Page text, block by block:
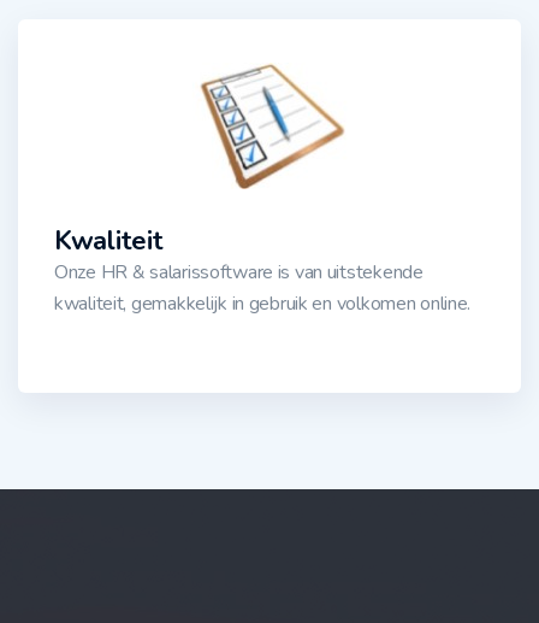
Kwaliteit
Onze HR & salarissoftware is van uitstekende
kwaliteit, gemakkelijk in gebruik en volkomen online.